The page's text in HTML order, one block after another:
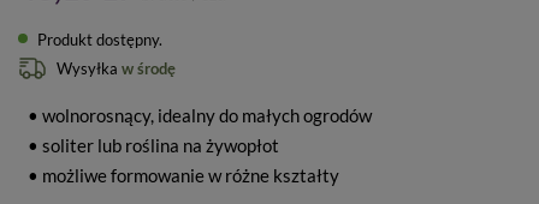
Produkt dostępny
Wysyłka w środę
• wolnorosnący, idealny do małych ogrodów
• soliter lub roślina na żywopłot
• możliwe formowanie w różne kształty